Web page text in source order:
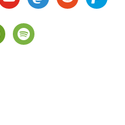
spotify